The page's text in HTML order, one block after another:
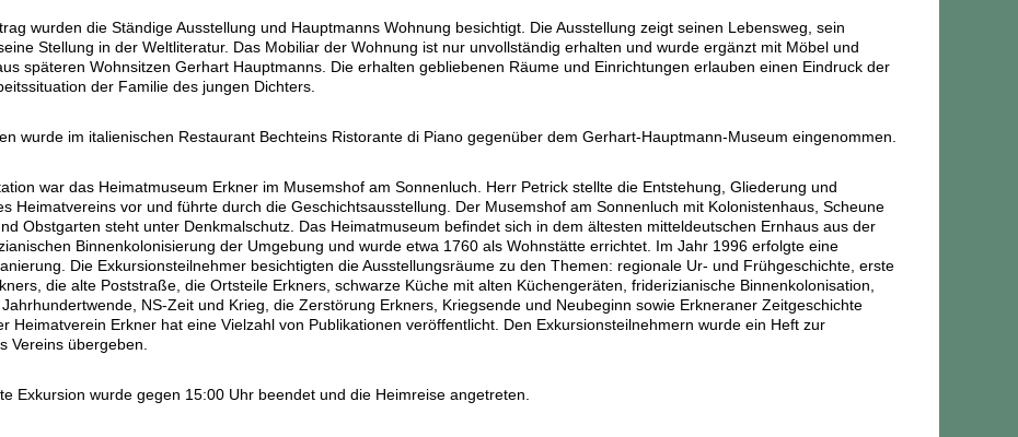
wurden die Ständige Ausstellung und Hauptmanns Wohnung besichtigt. Die Ausstellung zeigt seinen Lebensweg, sein
Stellung in der Weltliteratur. Das Mobiliar der Wohnung ist nur unvollständig erhalten und wurde ergänzt mit Möbel und
späteren Wohnsitzen Gerhart Hauptmanns. Die erhalten gebliebenen Räume und Einrichtungen erlauben einen Eindruck der
der Familie des jungen Dichters.
wurde im italienischen Restaurant Bechteins Ristorante di Piano gegenüber dem Gerhart-Hauptmann-Museum eingenommen.
war das Heimatmuseum Erkner im Musemshof am Sonnenluch. Herr Petrick stellte die Entstehung, Gliederung und
Heimatvereins vor und führte durch die Geschichtsausstellung. Der Musemshof am Sonnenluch mit Kolonistenhaus, Scheune
Obstgarten steht unter Denkmalschutz. Das Heimatmuseum befindet sich in dem ältesten mitteldeutschen Ernhaus aus der
Binnenkolonisierung der Umgebung und wurde etwa 1760 als Wohnstätte errichtet. Im Jahr 1996 erfolgte eine
Die Exkursionsteilnehmer besichtigten die Ausstellungsräume zu den Themen: regionale Ur- und Frühgeschichte, erste
die alte Poststraße, die Ortsteile Erkners, schwarze Küche mit alten Küchengeräten, friderizianische Binnenkolonisation,
NS-Zeit und Krieg, die Zerstörung Erkners, Kriegsende und Neubeginn sowie Erkneraner Zeitgeschichte
Heimatverein Erkner hat eine Vielzahl von Publikationen veröffentlicht. Den Exkursionsteilnehmern wurde ein Heft zur
Vereins übergeben.
Exkursion wurde gegen 15:00 Uhr beendet und die Heimreise angetreten.